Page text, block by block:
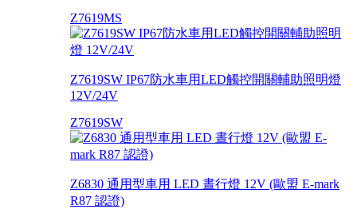
Z7619MS
Z7619SW IP67防水車用LED觸控開關輔助照明燈
12V/24V
Z7619SW
Z6830 通用型車用 LED 晝行燈 12V (歐盟 E-mark
R87 認證)